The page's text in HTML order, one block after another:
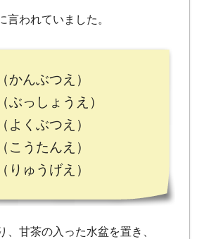
言われていました。
かんぶつえ）
ぶっしょうえ）
よくぶつえ）
こうたんえ）
りゅうげえ）
、甘茶の入った水盆を置き、